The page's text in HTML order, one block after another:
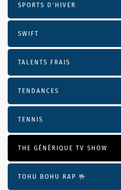
SPORTS D'HIVER
SWIFT
TALENTS FRAIS
TENDANCES
TENNIS
THE GÉNÉRIQUE TV SHOW
TOHU BOHU RAP 🤟